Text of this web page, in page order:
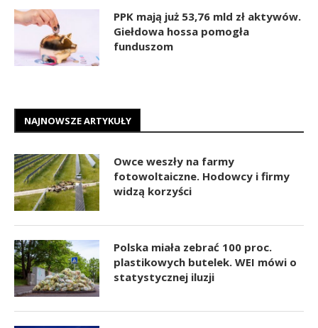
PPK mają już 53,76 mld zł aktywów.
Giełdowa hossa pomogła
funduszom
NAJNOWSZE ARTYKUŁY
Owce weszły na farmy
fotowoltaiczne. Hodowcy i firmy
widzą korzyści
Polska miała zebrać 100 proc.
plastikowych butelek. WEI mówi o
statystycznej iluzji